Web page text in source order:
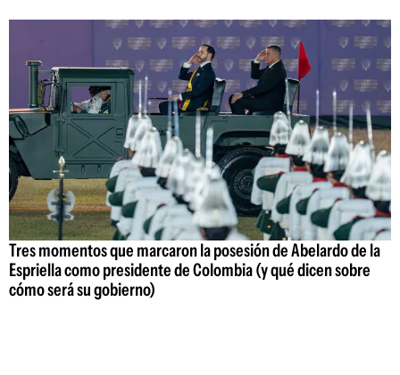
Tres momentos que marcaron la posesión de Abelardo de la
Espriella como presidente de Colombia (y qué dicen sobre
cómo será su gobierno)